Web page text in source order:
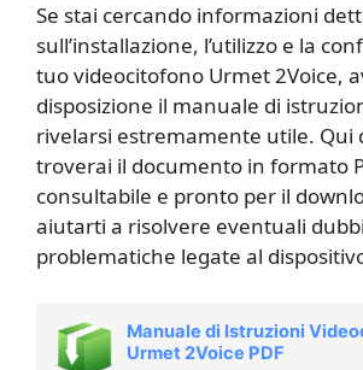
Se stai cercando informazioni
sull’installazione, l’utilizzo e la
tuo videocitofono Urmet 2Voice,
disposizione il manuale di
rivelarsi estremamente utile. Qui
troverai il documento in formato
consultabile e pronto per il
aiutarti a risolvere eventuali
problematiche legate al
Manuale di Istruzioni
Urmet 2Voice PDF